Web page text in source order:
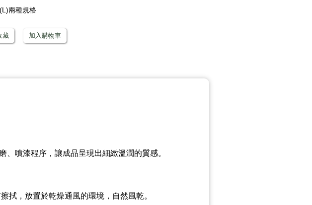
兩種規格
藏 加入購物車
噴漆程序，讓成品呈現出細緻溫潤的質感。
拭，放置於乾燥通風的環境，自然風乾。